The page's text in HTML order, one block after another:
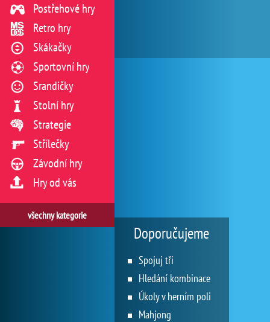
Postřehové hry
Retro hry
Skákačky
Sportovní hry
Srandičky
Stolní hry
Strategie
Střílečky
Závodní hry
Hry od vás
všechny kategorie
Doporučujeme
Spojuj tři
Hledání kombinace
Úkoly v herním poli
Mahjong